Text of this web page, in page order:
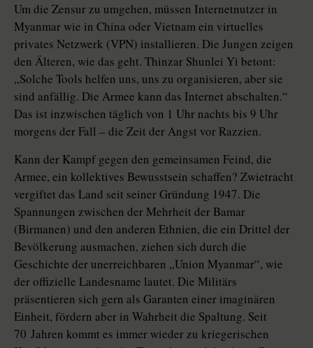
Um die Zensur zu umgehen, müssen Internetnutzer in
Myanmar wie in China oder Vietnam ein virtuelles
privates Netzwerk (VPN) installieren. Die Jungen zeigen
den Älteren, wie das geht. Thinzar Shunlei Yi betont:
„Solche Tools helfen uns, uns zu organisieren, aber sie
sind anfällig. Die Armee kann das Internet abschalten.“
Das ist inzwischen täglich von 1 Uhr nachts bis 9 Uhr
morgens der Fall – die Zeit der Angst vor Razzien.
Kann der Kampf gegen den gemeinsamen Feind, die
Armee, ein kollektives Bewusstsein schaffen? Zwietracht
vergiftet das Land seit seiner Gründung 1947. Die
Spannungen zwischen der Mehrheit der Bamar
(Birmanen) und den anderen Ethnien, die ein Drittel der
Bevölkerung ausmachen, ziehen sich durch die
Geschichte der unerreichbaren „Union Myanmar“, wie
der offizielle Landesname lautet. Die Militärs
präsentieren sich gern als Garanten einer imaginären
Einheit, fördern aber in Wahrheit die Spaltung. Seit
70 Jahren kommt es immer wieder zu kriegerischen